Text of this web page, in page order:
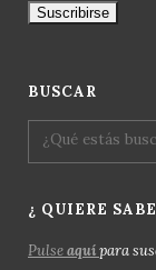
BUSCAR
¿ QUIERE
Pulseaquípara